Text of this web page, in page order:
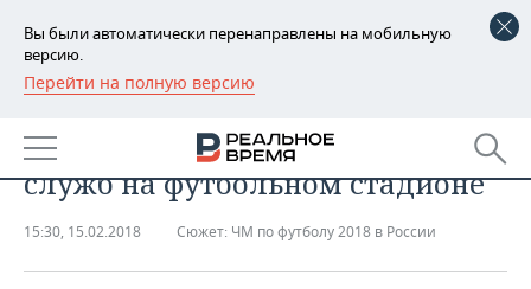
Вы были автоматически перенаправлены на мобильную
версию.
Перейти на полную версию
РЕГИОНЫ
БАШКОРТОСТАН
ТАТАРСТАН
НОВОСТИ
АНАЛИТИКА
проверяли работу экстренных
служб на футбольном стадионе
15:30, 15.02.2018 Сюжет: ЧМ по футболу 2018 в России